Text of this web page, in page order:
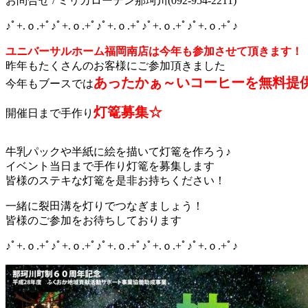
♪ﾟ+.ｏ.+ﾟ♪ﾟ+.ｏ.+ﾟ♪ﾟ+.ｏ.+ﾟ♪ﾟ+.ｏ.+ﾟ♪ﾟ+.ｏ.+ﾟ♪
ユニバーサルホーム福岡南店は今年も参加させて頂きます！
昨年もたくさんのお客様にご参加頂きました
今年もブースではあったかぁ～いコーヒーを無料
開催日まで手作り 灯篭募集☆
牛乳パックや半紙に絵を描いて灯篭を作ろう♪
イベント当日まで手作り灯篭を募集します
皆様のステキな灯篭を是非お持ちください！
一緒に裂田溝を灯りでつなぎましょう！
皆様のご参加をお待ちしております
♪ﾟ+.ｏ.+ﾟ♪ﾟ+.ｏ.+ﾟ♪ﾟ+.ｏ.+ﾟ♪ﾟ+.ｏ.+ﾟ♪ﾟ+.ｏ.+ﾟ♪